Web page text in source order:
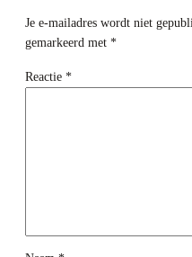
Je e-mailadres wordt niet
gemarkeerd met *
Reactie *